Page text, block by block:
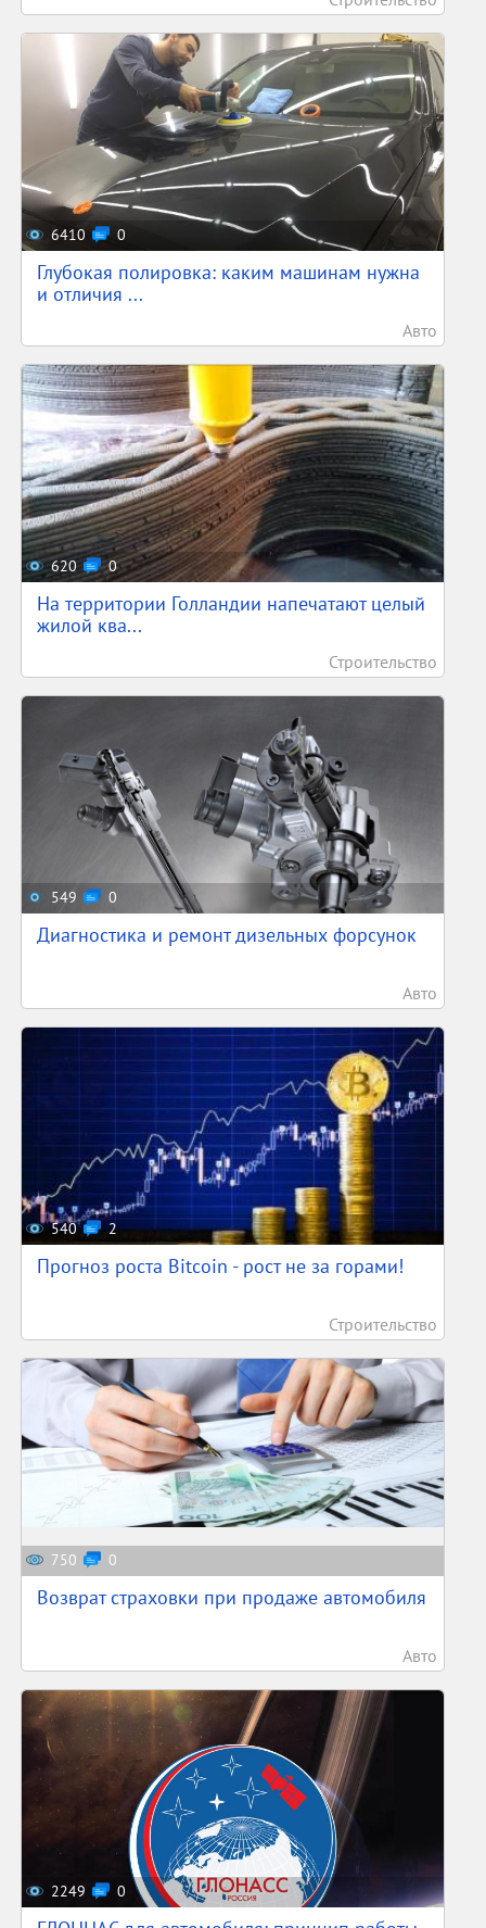
6410 0
Глубокая полировка: каким машинам нужна
и отличия ...
Авто
620 0
На территории Голландии напечатают целый
жилой ква...
Строительство
549 0
Диагностика и ремонт дизельных форсунок
Авто
540 2
Прогноз роста Bitcoin - рост не за горами!
Строительство
750 0
Возврат страховки при продаже автомобиля
Авто
2249 0